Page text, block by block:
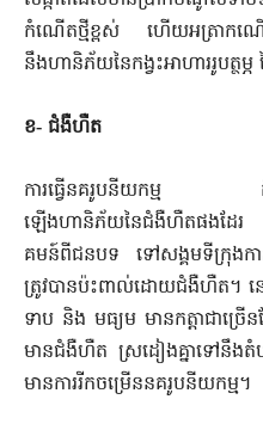
កំណើតថ្មីខ្ពស់ ហើយអត្រាកណើត
នឹងហានិភ័យនៃកង្វះអាហាររូបត្ថម្ភ
ខ‑ ជំងឺហឺត
ការធ្វើនគរូបនីយកម្ម ក៏ត្រូវ
ឡើងហានិភ័យនៃជំងឺហឺតផងដែរ
គមន៍ពីជនបទ ទៅសង្គមទីក្រុងកា
ត្រូវបានប៉ះពាល់ដោយជំងឺហឺត។
ទាប និង មធ្យម មានកត្តាជាច្រើ
មានជំងឺហឺត ស្រដៀងគ្នាទៅនឹងតំ
មានការរីកចម្រើននគរូបនីយកម្ម។